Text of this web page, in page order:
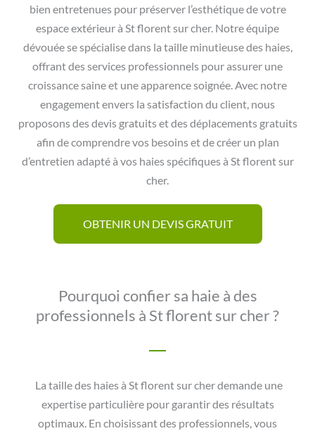
bien entretenues pour préserver l’esthétique de votre
espace extérieur à St florent sur cher. Notre équipe
dévouée se spécialise dans la taille minutieuse des haies,
offrant des services professionnels pour assurer une
croissance saine et une apparence soignée. Avec notre
engagement envers la satisfaction du client, nous
proposons des devis gratuits et des déplacements gratuits
afin de comprendre vos besoins et de créer un plan
d’entretien adapté à vos haies spécifiques à St florent sur
cher.
OBTENIR UN DEVIS GRATUIT
Pourquoi confier sa haie à des
professionnels à St florent sur cher ?
La taille des haies à St florent sur cher demande une
expertise particulière pour garantir des résultats
optimaux. En choisissant des professionnels, vous